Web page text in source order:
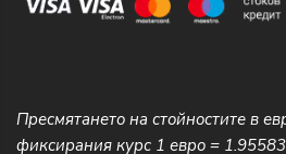
Пресмятането на стойностите в
фиксирания курс 1 евро =